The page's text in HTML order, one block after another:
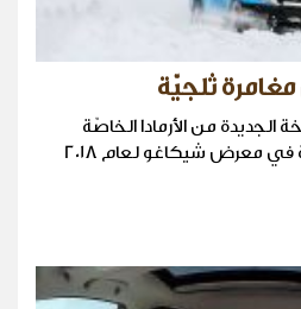
مغامرة ثلجيّة
الجديدة من الأرمادا الخاصّة
بالتحدّيات الثّلجيّة الشّتويّة في معرض شيكاغو لعام 2018